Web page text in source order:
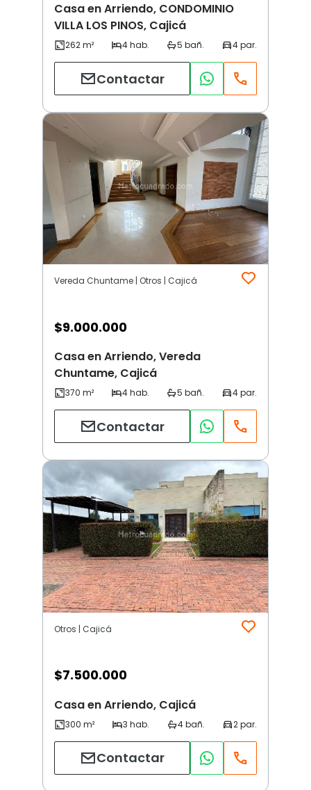
Casa en Arriendo, CONDOMINIO
VILLA LOS PINOS, Cajicá
Contactar
Vereda Chuntame | Otros | Cajicá
$9.000.000
Casa en Arriendo, Vereda
Chuntame, Cajicá
Contactar
Otros | Cajicá
$7.500.000
Casa en Arriendo, Cajicá
Contactar